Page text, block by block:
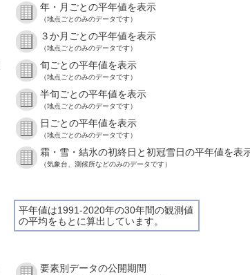
年・月ごとの平年値を表示
（地点ごとのみのデータです）
３か月ごとの平年値を表示
（地点ごとのみのデータです）
旬ごとの平年値を表示
（地点ごとのみのデータです）
半旬ごとの平年値を表示
（地点ごとのみのデータです）
日ごとの平年値を表示
（地点ごとのみのデータです）
霜・雪・結氷の初終日と初冠雪日の平年値を表
（気象台、測候所などのみのデータです）
平年値は1991-2020年の30年間の観測値
の平均をもとに算出しています。
要素別データの公開期間